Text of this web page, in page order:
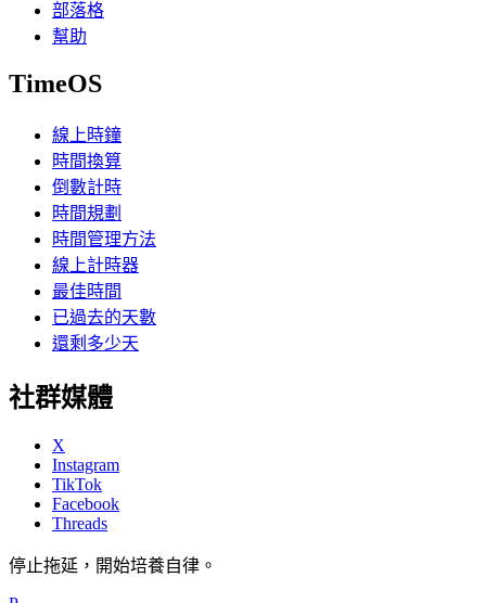
部落格
幫助
TimeOS
線上時鐘
時間換算
倒數計時
時間規劃
時間管理方法
線上計時器
最佳時間
已過去的天數
還剩多少天
社群媒體
X
Instagram
TikTok
Facebook
Threads
停止拖延，開始培養自律。